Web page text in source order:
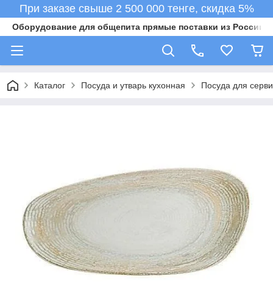
При заказе свыше 2 500 000 тенге, скидка 5%
Оборудование для общепита прямые поставки из России в
Каталог Посуда и утварь кухонная Посуда для